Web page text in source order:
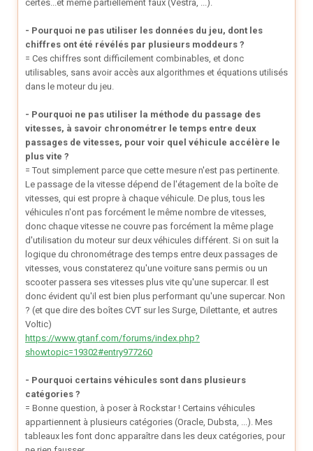
certes...et même partiellement faux (Vestra, ...).
- Pourquoi ne pas utiliser les données du jeu, dont les
chiffres ont été révélés par plusieurs moddeurs ?
= Ces chiffres sont difficilement combinables, et donc
utilisables, sans avoir accès aux algorithmes et équations utilisés
dans le moteur du jeu.
- Pourquoi ne pas utiliser la méthode du passage des
vitesses, à savoir chronométrer le temps entre deux
passages de vitesses, pour voir quel véhicule accélère le
plus vite ?
= Tout simplement parce que cette mesure n'est pas pertinente.
Le passage de la vitesse dépend de l'étagement de la boîte de
vitesses, qui est propre à chaque véhicule. De plus, tous les
véhicules n'ont pas forcément le même nombre de vitesses,
donc chaque vitesse ne couvre pas forcément la même plage
d'utilisation du moteur sur deux véhicules différent. Si on suit la
logique du chronométrage des temps entre deux passages de
vitesses, vous constaterez qu'une voiture sans permis ou un
scooter passera ses vitesses plus vite qu'une supercar. Il est
donc évident qu'il est bien plus performant qu'une supercar. Non
? (et que dire des boîtes CVT sur les Surge, Dilettante, et autres
Voltic)
https://www.gtanf.com/forums/index.php?
showtopic=19302#entry977260
- Pourquoi certains véhicules sont dans plusieurs
catégories ?
= Bonne question, à poser à Rockstar ! Certains véhicules
appartiennent à plusieurs catégories (Oracle, Dubsta, ...). Mes
tableaux les font donc apparaître dans les deux catégories, pour